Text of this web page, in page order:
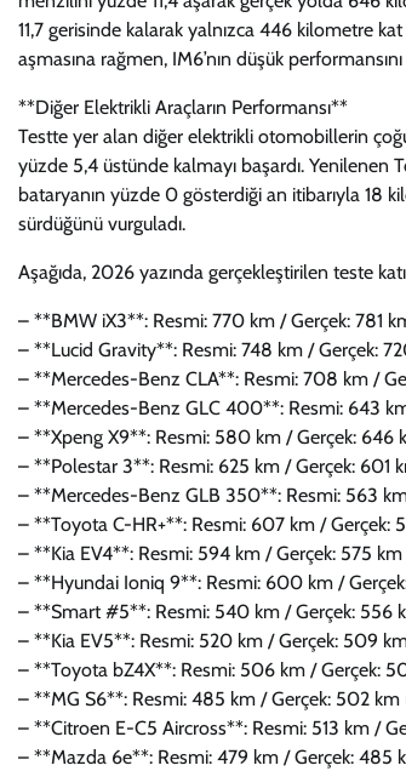
11,7 gerisinde kalarak yalnızca 446 kilometre
aşmasına rağmen, IM6’nın düşük performansını
**Diğer Elektrikli Araçların Performansı**
Testte yer alan diğer elektrikli otomobillerin
yüzde 5,4 üstünde kalmayı başardı.
bataryanın yüzde 0 gösterdiği an itibarıyla 18
sürdüğünü vurguladı.
Aşağıda, 2026 yazında gerçekleştirilen teste
– **BMW iX3**: Resmi: 770 km / Gerçek: 781
– **Lucid Gravity**: Resmi: 748 km / Gerçek:
– **Mercedes-Benz CLA**: Resmi: 708 km /
– **Mercedes-Benz GLC 400**: Resmi: 643
– **Xpeng X9**: Resmi: 580 km / Gerçek: 646
– **Polestar 3**: Resmi: 625 km / Gerçek: 601
– **Mercedes-Benz GLB 350**: Resmi: 563
– **Toyota C-HR+**: Resmi: 607 km / Gerçek:
– **Kia EV4**: Resmi: 594 km / Gerçek: 575
– **Hyundai Ioniq 9**: Resmi: 600 km /
– **Smart #5**: Resmi: 540 km / Gerçek: 556
– **Kia EV5**: Resmi: 520 km / Gerçek: 509
– **Toyota bZ4X**: Resmi: 506 km / Gerçek:
– **MG S6**: Resmi: 485 km / Gerçek: 502 km
– **Citroen E-C5 Aircross**: Resmi: 513 km /
– **Mazda 6e**: Resmi: 479 km / Gerçek: 485